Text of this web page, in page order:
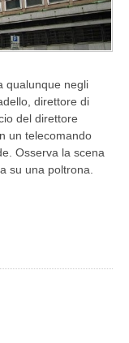
qualunque negli
direttore di
del direttore
un telecomando
Osserva la scena
su una poltrona.